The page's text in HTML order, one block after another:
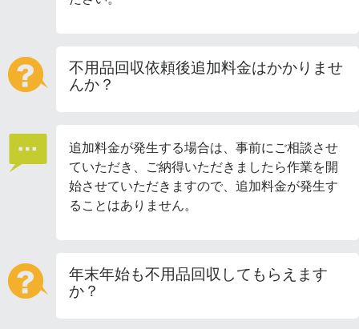
不用品回収依頼後追加料金はかかりませ
んか？
追加料金が発生する場合は、事前にご相談させ
ていただき、ご納得いただきましたら作業を開
始させていただきますので、追加料金が発生す
ることはありません。
年末年始も不用品回収してもらえます
か？